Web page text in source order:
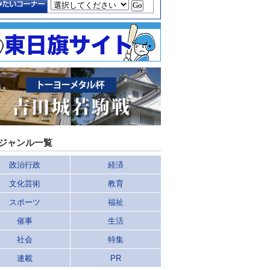
ャンル一覧
政治行政 経済
文化芸術 教育
スポーツ 福祉
催事 生活
社会 特集
連載 PR